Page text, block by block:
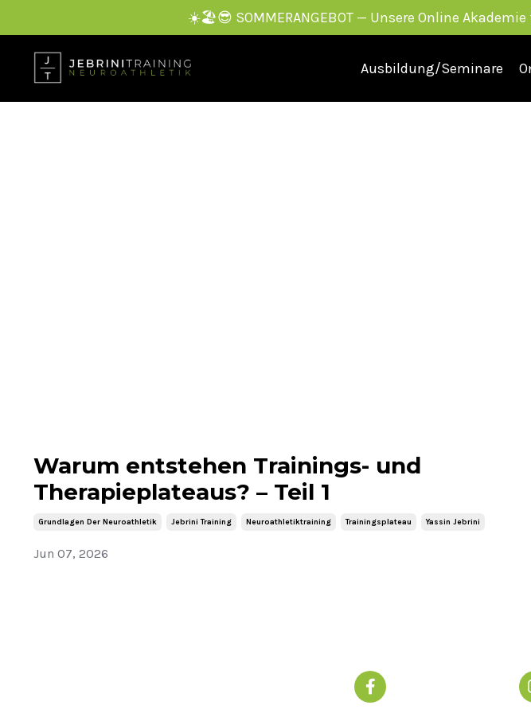
☀️🏖️😎 SOMMERANGEBOT — Unsere Online
Ausbildung/Seminare
Warum entstehen Trainings- und
Therapieplateaus? – Teil 1
Grundlagen Der Neuroathletik Jebrini Training Neuroathletiktraining Trainingsplateau Yassin Jebrini
Jun 07, 2026